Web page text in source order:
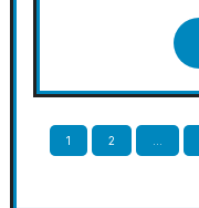
Berichten
1 2